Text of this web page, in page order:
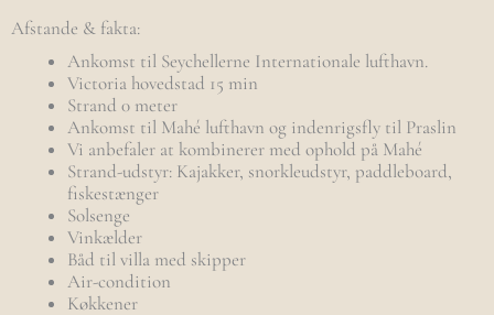
Afstande & fakta:
Ankomst til Seychellerne Internationale lufthavn.
Victoria hovedstad 15 min
Strand 0 meter
Ankomst til Mahé lufthavn og indenrigsfly til Praslin
Vi anbefaler at kombinerer med ophold på Mahé
Strand-udstyr: Kajakker, snorkleudstyr, paddleboard,
fiskestænger
Solsenge
Vinkælder
Båd til villa med skipper
Air-condition
Køkkener